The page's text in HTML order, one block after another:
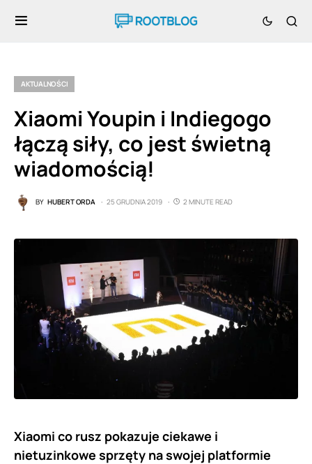
AKTUALNOŚCI
Xiaomi Youpin i Indiegogo
łączą siły, co jest świetną
wiadomością!
BY HUBERT ORDA 25 GRUDNIA 2019 2 MINUTE READ
Xiaomi co rusz pokazuje ciekawe i
nietuzinkowe sprzęty na swojej platformie